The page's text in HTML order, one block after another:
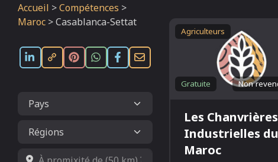
Accueil >Compétences >
Maroc >Casablanca-Settat
À promixité de (50 km) ?
Agriculteurs
Non
Gratuite
Les Chanvrières
Industrielles du
Maroc